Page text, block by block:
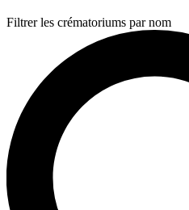
Filtrer les crématoriums par nom